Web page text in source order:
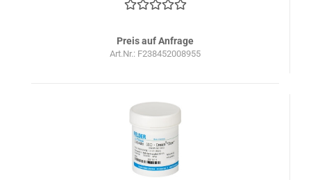
Preis auf Anfrage
Art.Nr.: F238452008955